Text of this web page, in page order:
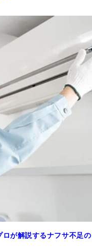
が解説するナフサ不足の